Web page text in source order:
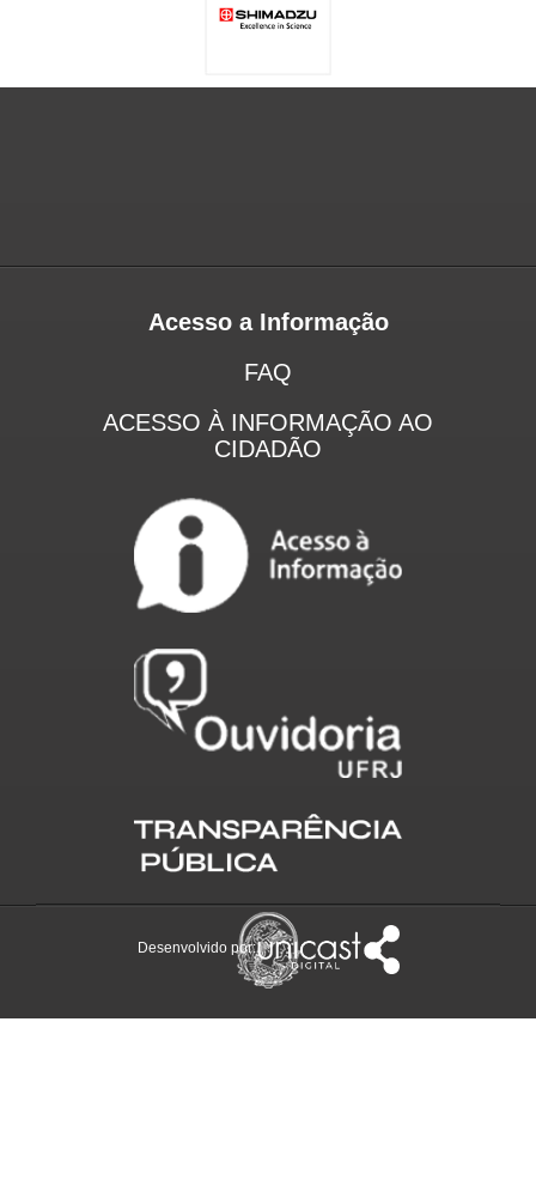
Acesso a Informação
FAQ
ACESSO À INFORMAÇÃO AO
CIDADÃO
Desenvolvido por: